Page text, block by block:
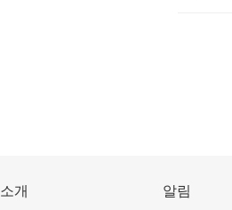
소개 알림